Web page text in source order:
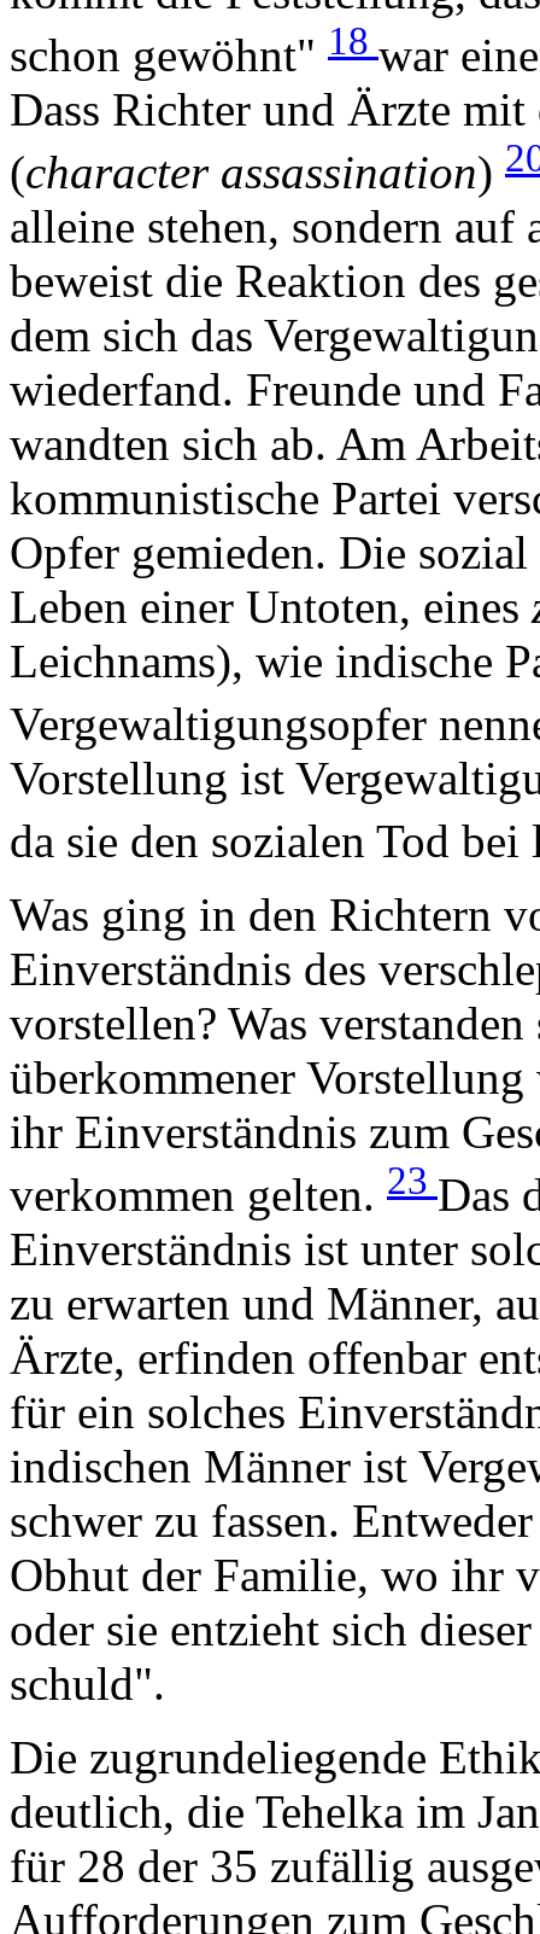
schon gewöhnt" 18 war
Dass Richter und Ärzte
(character assassination)
alleine stehen, sondern auf
beweist die Reaktion des
dem sich das
wiederfand. Freunde und
wandten sich ab. Am
kommunistische Partei
Opfer gemieden. Die
Leben einer Untoten, eines
Leichnams), wie indische
Vergewaltigungsopfer
Vorstellung ist
da sie den sozialen Tod
Was ging in den Richtern
Einverständnis des
vorstellen? Was
überkommener
ihr Einverständnis zum
verkommen gelten. 23 Das
Einverständnis ist unter
zu erwarten und Männer,
Ärzte, erfinden offenbar
für ein solches
indischen Männer ist
schwer zu fassen.
Obhut der Familie, wo ihr
oder sie entzieht sich
schuld".
Die zugrundeliegende
deutlich, die Tehelka im
für 28 der 35 zufällig
Aufforderungen zum